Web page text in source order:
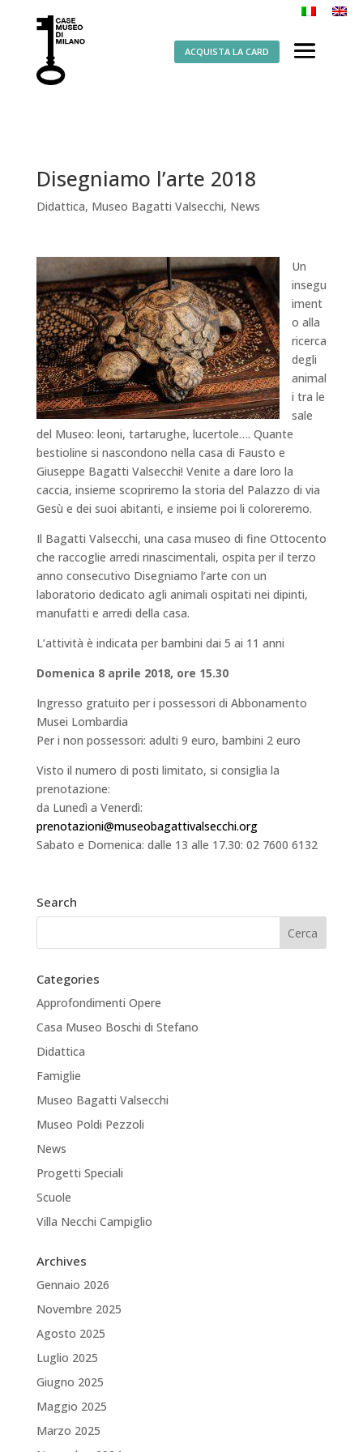
ACQUISTA LA CARD
Disegniamo l’arte 2018
Didattica, Museo Bagatti Valsecchi, News
Un
insegu
iment
o alla
ricerca
degli
animal
i tra le
sale
del Museo: leoni, tartarughe, lucertole…. Quante
bestioline si nascondono nella casa di Fausto e
Giuseppe Bagatti Valsecchi! Venite a dare loro la
caccia, insieme scopriremo la storia del Palazzo di via
Gesù e dei suoi abitanti, e insieme poi li coloreremo.
Il Bagatti Valsecchi, una casa museo di fine Ottocento
che raccoglie arredi rinascimentali, ospita per il terzo
anno consecutivo Disegniamo l’arte con un
laboratorio dedicato agli animali ospitati nei dipinti,
manufatti e arredi della casa.
L’attività è indicata per bambini dai 5 ai 11 anni
Domenica 8 aprile 2018, ore 15.30
Ingresso gratuito per i possessori di Abbonamento
Musei Lombardia
Per i non possessori: adulti 9 euro, bambini 2 euro
Visto il numero di posti limitato, si consiglia la
prenotazione:
da Lunedì a Venerdì:
prenotazioni@museobagattivalsecchi.org
Sabato e Domenica: dalle 13 alle 17.30: 02 7600 6132
Search
Categories
Approfondimenti Opere
Casa Museo Boschi di Stefano
Didattica
Famiglie
Museo Bagatti Valsecchi
Museo Poldi Pezzoli
News
Progetti Speciali
Scuole
Villa Necchi Campiglio
Archives
Gennaio 2026
Novembre 2025
Agosto 2025
Luglio 2025
Giugno 2025
Maggio 2025
Marzo 2025